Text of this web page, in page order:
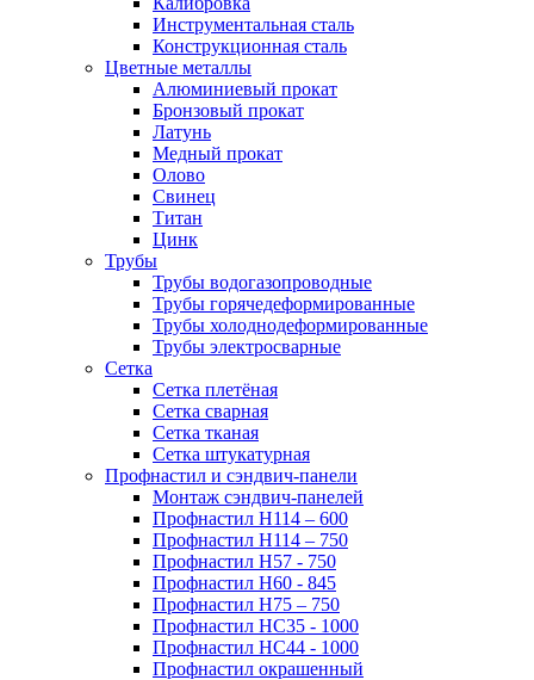
Инструментальная сталь
Конструкционная сталь
Цветные металлы
Алюминиевый прокат
Бронзовый прокат
Латунь
Медный прокат
Олово
Свинец
Титан
Цинк
Трубы
Трубы водогазопроводные
Трубы горячедеформированные
Трубы холоднодеформированные
Трубы электросварные
Сетка
Сетка плетёная
Сетка сварная
Сетка тканая
Сетка штукатурная
Профнастил и сэндвич-панели
Монтаж сэндвич-панелей
Профнастил Н114 – 600
Профнастил Н114 – 750
Профнастил Н57 - 750
Профнастил Н60 - 845
Профнастил Н75 – 750
Профнастил НС35 - 1000
Профнастил НС44 - 1000
Профнастил окрашенный